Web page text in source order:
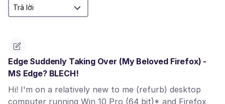
Edge Suddenly Taking Over (My Beloved Firefox) -
MS Edge? BLECH!
Hi! I'm on a relatively new to me (refurb) desktop
computer running Win 10 Pro (64 bit)* and Firefox